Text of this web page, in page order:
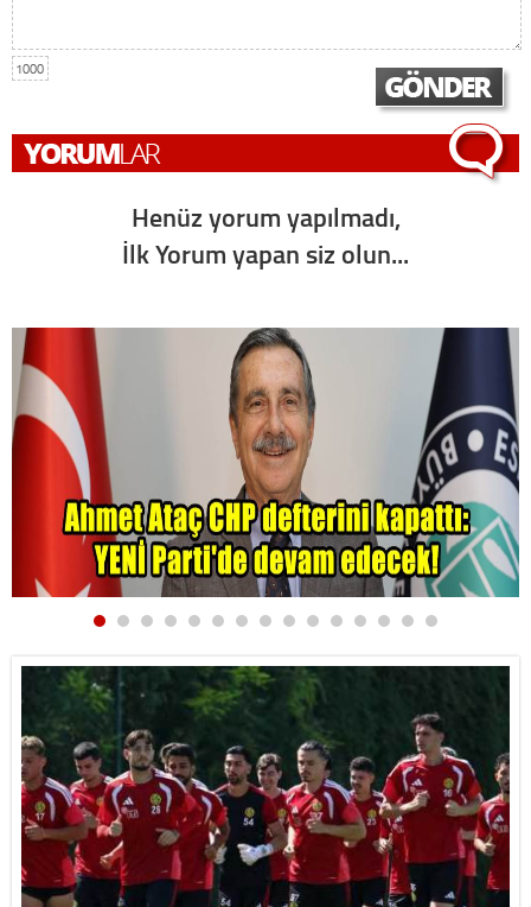
1000
Henüz yorum yapılmadı,
İlk Yorum yapan siz olun...